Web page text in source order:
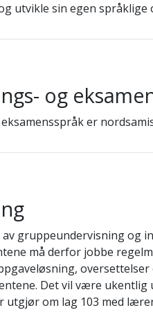
utvikle sin egen språklige
og
er
gruppeundervisning og
må derfor jobbe
Det vil være
utgjør om lag 103 med